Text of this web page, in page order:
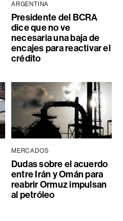
ARGENTINA
Presidente del BCRA
dice que no ve
necesaria una baja de
encajes para reactivar el
crédito
MERCADOS
Dudas sobre el acuerdo
entre Irán y Omán para
reabrir Ormuz impulsan
al petróleo